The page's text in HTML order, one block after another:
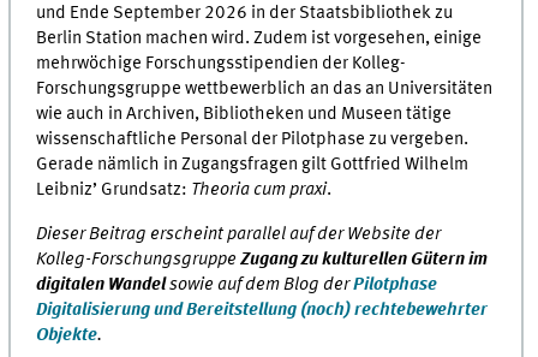
und Ende September 2026 in der Staatsbibliothek zu
Berlin Station machen wird. Zudem ist vorgesehen, einige
mehrwöchige Forschungsstipendien der Kolleg-
Forschungsgruppe wettbewerblich an das an Universitäten
wie auch in Archiven, Bibliotheken und Museen tätige
wissenschaftliche Personal der Pilotphase zu vergeben.
Gerade nämlich in Zugangsfragen gilt Gottfried Wilhelm
Leibnizʼ Grundsatz: Theoria cum praxi.
Dieser Beitrag erscheint parallel auf der Website der
Kolleg-ForschungsgruppeZugang zu kulturellen Gütern im
digitalen Wandelsowie auf dem Blog derPilotphase
Digitalisierung und Bereitstellung (noch) rechtebewehrter
Objekte.